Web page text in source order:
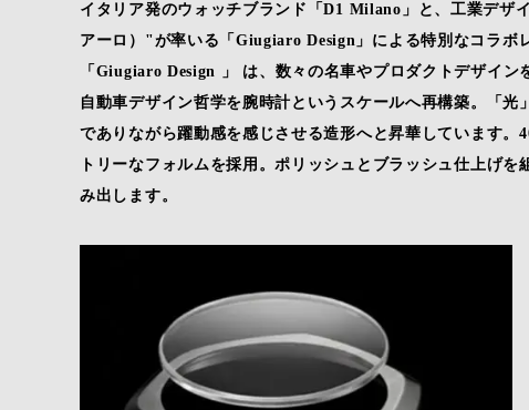
イタリア発のウォッチブランド「D1 Milano」と、工業デ
アーロ）"が率いる「Giugiaro Design」による特別なコラボ
「Giugiaro Design 」 は、数々の名車やプロダクトデザイ
自動車デザイン哲学を腕時計というスケールへ再構築。「
でありながら躍動感を感じさせる造形へと昇華しています
トリーなフォルムを採用。ポリッシュとブラッシュ仕上げ
み出します。